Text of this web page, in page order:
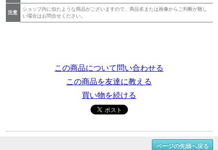
注意
ショップ内に似たような商品がございますので、商品名または画像からご判断が難し
い場合はお問合せください。
この商品について問い合わせる
この商品を友達に教える
買い物を続ける
ページの先頭へ戻る